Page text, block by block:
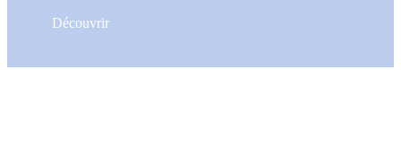
Découvrir